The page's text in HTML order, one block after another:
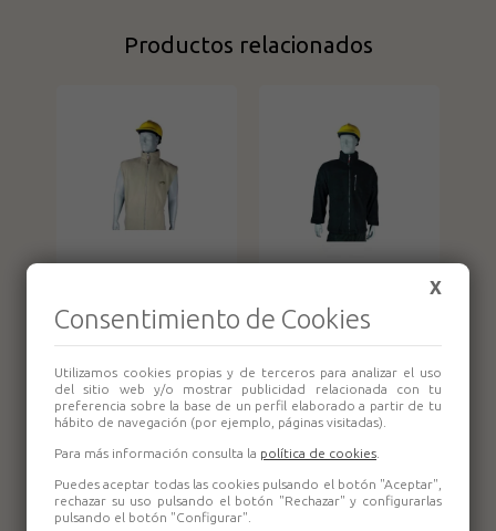
Productos relacionados
Mont Polar
Paredes Sierra
X
Consentimiento de Cookies
Utilizamos cookies propias y de terceros para analizar el uso
del sitio web y/o mostrar publicidad relacionada con tu
preferencia sobre la base de un perfil elaborado a partir de tu
hábito de navegación (por ejemplo, páginas visitadas).
Para más información consulta la política de cookies
Puedes aceptar todas las cookies pulsando el botón "Aceptar",
rechazar su uso pulsando el botón "Rechazar" y configurarlas
pulsando el botón "Configurar".